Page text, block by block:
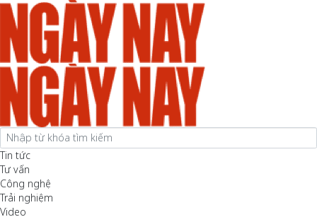
Tin tức
Tư vấn
Công nghệ
Trải nghiệm
Video